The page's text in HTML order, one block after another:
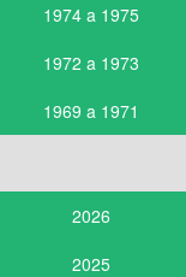
1974 a 1975
1972 a 1973
1969 a 1971
2026
2025